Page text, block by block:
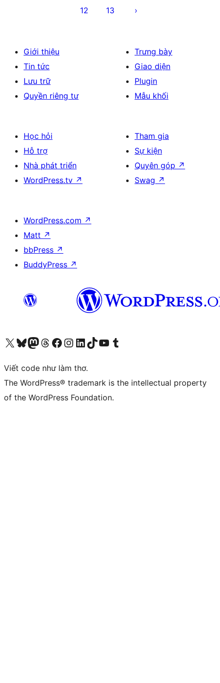
12 13
Giới thiệu
Tin tức
Lưu trữ
Quyền riêng tư
Trưng bày
Giao diện
Plugin
Mẫu khối
Học hỏi
Hỗ trợ
Nhà phát triển
WordPress.tv ↗
Tham gia
Sự kiện
Quyên góp ↗
Swag ↗
WordPress.com ↗
Matt ↗
bbPress ↗
BuddyPress ↗
Truy cập tài khoản X (trước đây là Twitter) của chúng tôiVisit our Bluesky account
Visit our Mastodon account
Visit our Threads account
Xem trang Facebook của chúng tôiTruy cập tài khoản Instagram của chúng tôiTruy cập tài khoản LinkedIn của chúng tôiVisit our TikTok account
Truy cập kênh YouTube của chúng tôi Visit our Tumblr account
Viết code như làm thơ.
The WordPress® trademark is the intellectual property
of the WordPress Foundation.